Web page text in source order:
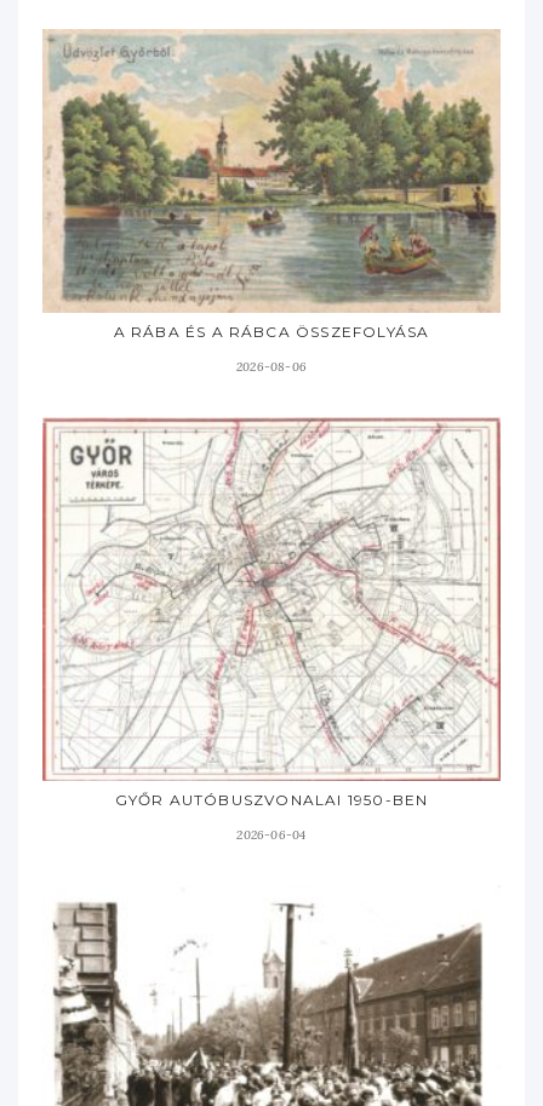
A RÁBA ÉS A RÁBCA ÖSSZEFOLYÁSA
2026-08-06
GYŐR AUTÓBUSZVONALAI 1950-BEN
2026-06-04